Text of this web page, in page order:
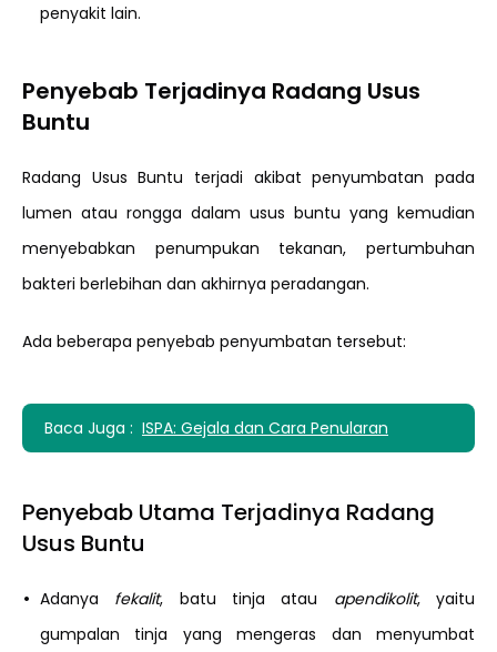
penyakit lain.
Penyebab Terjadinya Radang Usus
Buntu
Radang Usus Buntu terjadi akibat penyumbatan pada
lumen atau rongga dalam usus buntu yang kemudian
menyebabkan penumpukan tekanan, pertumbuhan
bakteri berlebihan dan akhirnya peradangan.
Ada beberapa penyebab penyumbatan tersebut:
Baca Juga : ISPA: Gejala dan Cara Penularan
Penyebab Utama Terjadinya Radang
Usus Buntu
• Adanya fekalit, batu tinja atau apendikolit, yaitu
gumpalan tinja yang mengeras dan menyumbat